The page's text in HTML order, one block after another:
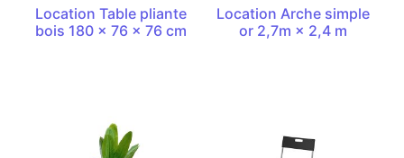
Location Table pliante
bois 180 x 76 x 76 cm
Location Arche simple
or 2,7m × 2,4 m